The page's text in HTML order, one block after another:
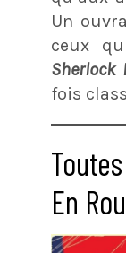
Un
ceux
Sherlock
fois
En